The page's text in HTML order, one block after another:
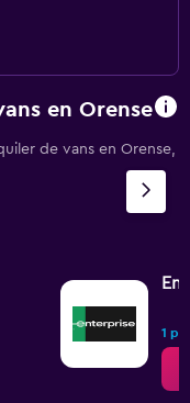
en Orense
de vans en Orense,
1